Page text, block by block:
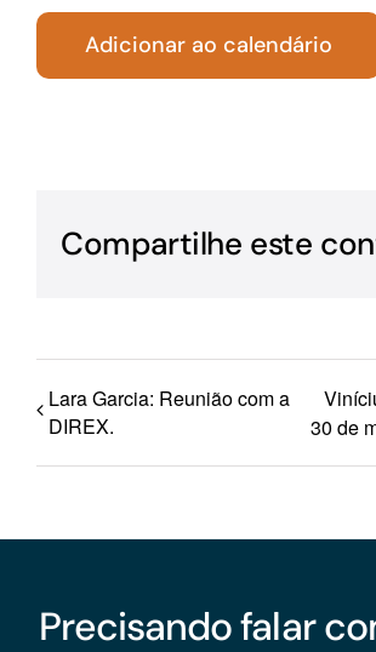
Turismo
Adicionar ao calendário
Compartilhe este
Lara Garcia: Reunião com a
DIREX.
30 de
Precisando falar